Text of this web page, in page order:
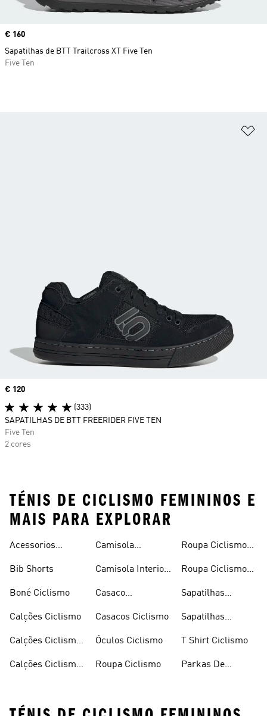
Price
€ 160
Sapatilhas de BTT Trailcross XT Five Ten
Five Ten
Price
€ 120
(333)
SAPATILHAS DE BTT FREERIDER FIVE TEN
Five Ten
2 cores
TÉNIS DE CICLISMO FEMININOS E
MAIS PARA EXPLORAR
Acessorios
Bib Shorts
Boné Ciclismo
Calções Ciclismo
Calções Ciclismo
Calções Ciclismo
Camisola
Camisola Interior
Casaco
Ciclismo
Casacos Ciclismo
Óculos Ciclismo
Roupa Ciclismo
Roupa Ciclismo
Roupa Ciclismo
Sapatilhas
Sapatilhas
Feminina
T Shirt Ciclismo
Parkas De